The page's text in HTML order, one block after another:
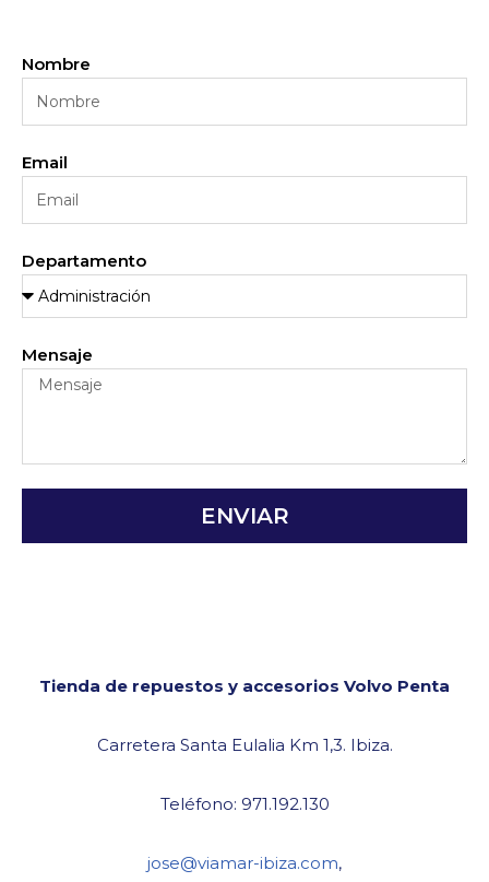
Nombre
Email
Departamento
Mensaje
ENVIAR
Tienda de repuestos y accesorios Volvo Penta
Carretera Santa Eulalia Km 1,3. Ibiza.
Teléfono: 971.192.130
jose@viamar-ibiza.com,